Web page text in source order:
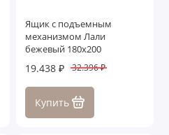
Ящик с подъемным
механизмом Лали
бежевый 180х200
19.438 ₽ 32.396 ₽
Купить